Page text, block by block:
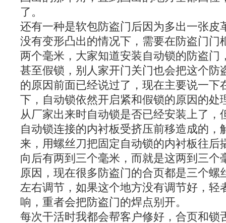
了。
还有一种是软包防盗门后因为多出一张皮
没有变形凸出的情况下，需要在防盗门门
两个毫米，大家知道安装自动锁的防盗门
甚至假锁，别人家开门关门也会把这个防
的原因前面已经说过了，现在主要说一下
下，自动锁依然开启紧和假锁的原因的处
从厂家出来时自动锁是否已经安装上了，
自动锁连接的内衬板受挤压前移造成的
来，用螺丝刀把固定自动锁的内衬板往后
向后有两到三个毫米，而就是这两到三个
原因，现在很多防盗门的合页都是三个螺
左右调节，如果这个地方没有调节好，轻
响，重者会把防盗门的焊点别开。
每次干活时我都会帮客户修好，合页和锁